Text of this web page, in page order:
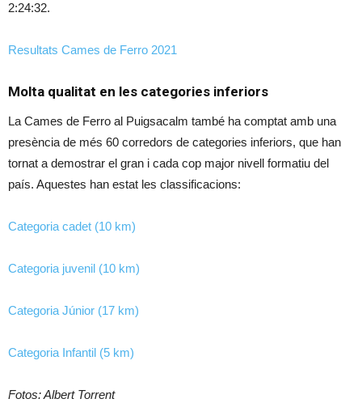
2:24:32.
Resultats Cames de Ferro 2021
Molta qualitat en les categories inferiors
La Cames de Ferro al Puigsacalm també ha comptat amb una
presència de més 60 corredors de categories inferiors, que han
tornat a demostrar el gran i cada cop major nivell formatiu del
país. Aquestes han estat les classificacions:
Categoria cadet (10 km)
Categoria juvenil (10 km)
Categoria Júnior (17 km)
Categoria Infantil (5 km)
Fotos: Albert Torrent